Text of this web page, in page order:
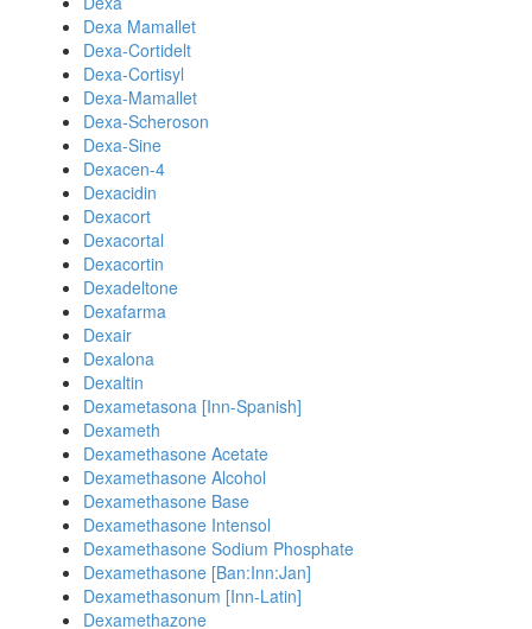
Dexa Mamallet
Dexa-Cortidelt
Dexa-Cortisyl
Dexa-Mamallet
Dexa-Scheroson
Dexa-Sine
Dexacen-4
Dexacidin
Dexacort
Dexacortal
Dexacortin
Dexadeltone
Dexafarma
Dexair
Dexalona
Dexaltin
Dexametasona [Inn-Spanish]
Dexameth
Dexamethasone Acetate
Dexamethasone Alcohol
Dexamethasone Base
Dexamethasone Intensol
Dexamethasone Sodium Phosphate
Dexamethasone [Ban:Inn:Jan]
Dexamethasonum [Inn-Latin]
Dexamethazone